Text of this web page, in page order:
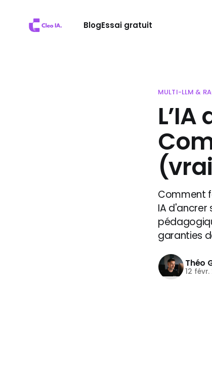
BlogEssai gratuit
MULTI-LLM &
Comment
IA d'ancrer
garanties
Théo
12